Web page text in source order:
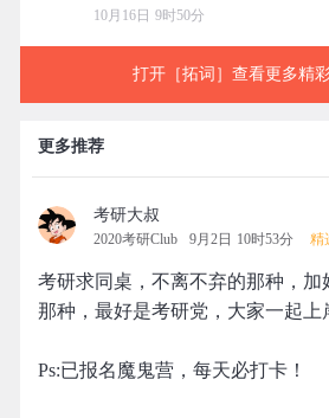
10月16日 9时50分
打开［拓词］查看更多精
更多推荐
考研大叔
2020考研Club 9月2日 10时53分 精
考研求同桌，不离不弃的那种，加
那种，最好是考研党，大家一起上
Ps:已报名魔鬼营，每天必打卡！